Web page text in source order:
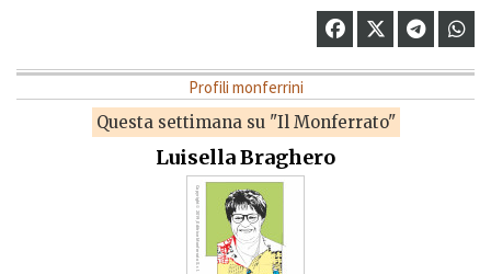
Profili monferrini
Questa settimana su "Il Monferrato"
Luisella Braghero